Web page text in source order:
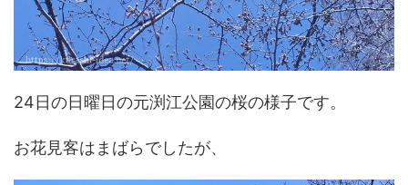
24日の日曜日の元渕江公園の桜の様子です。
お花見客はまばらでしたが、